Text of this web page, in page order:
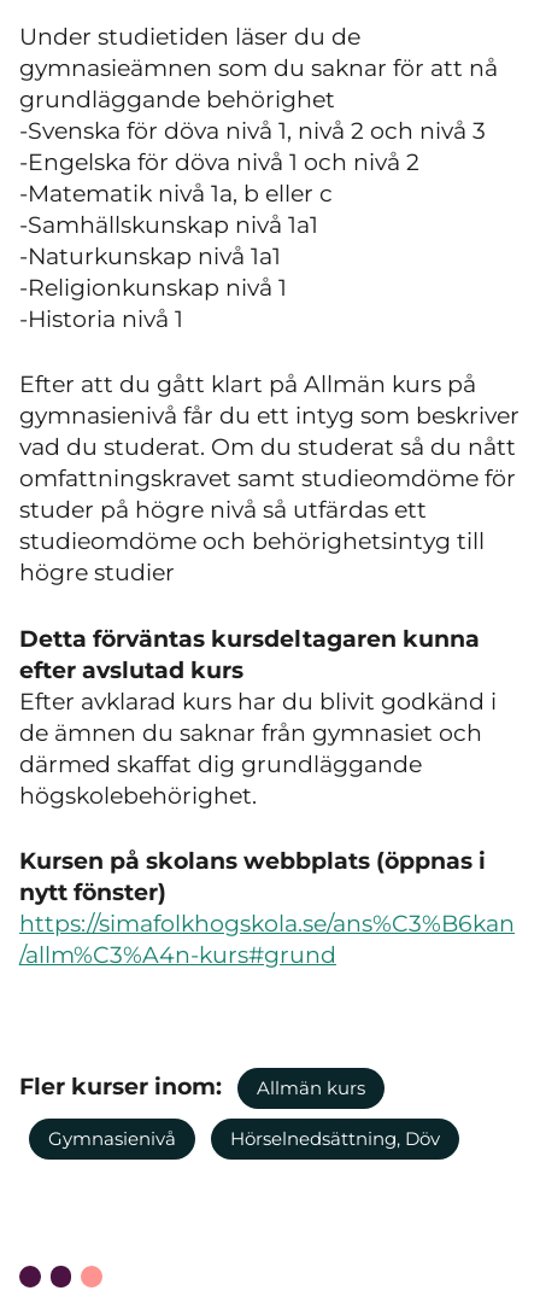
Under studietiden läser du de
gymnasieämnen som du saknar för att nå
grundläggande behörighet
-Svenska för döva nivå 1, nivå 2 och nivå 3
-Engelska för döva nivå 1 och nivå 2
-Matematik nivå 1a, b eller c
-Samhällskunskap nivå 1a1
-Naturkunskap nivå 1a1
-Religionkunskap nivå 1
-Historia nivå 1
Efter att du gått klart på Allmän kurs på
gymnasienivå får du ett intyg som beskriver
vad du studerat. Om du studerat så du nått
omfattningskravet samt studieomdöme för
studer på högre nivå så utfärdas ett
studieomdöme och behörighetsintyg till
högre studier
Detta förväntas kursdeltagaren kunna
efter avslutad kurs
Efter avklarad kurs har du blivit godkänd i
de ämnen du saknar från gymnasiet och
därmed skaffat dig grundläggande
högskolebehörighet.
Kursen på skolans webbplats (öppnas i
nytt fönster)
https://simafolkhogskola.se/ans%C3%B6kan
/allm%C3%A4n-kurs#grund
Fler kurser inom: Allmän kurs
Gymnasienivå Hörselnedsättning, Döv